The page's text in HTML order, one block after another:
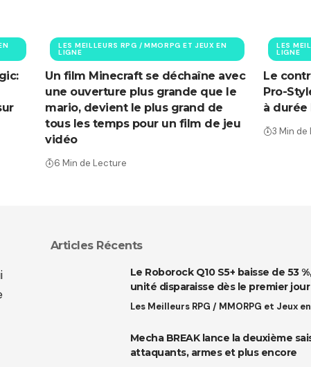
LES MEILLEURS RPG / MMORPG ET JEUX EN
LIGNE
Un film Minecraft se déchaîne avec
une ouverture plus grande que le
mario, devient le plus grand de
tous les temps pour un film de jeu
vidéo
6 Min de Lecture
LES
LIGNE
Le
Pro-
à durée
3 Min
Articles Récents
Le Roborock Q10 S5+ baisse de 53
unité disparaisse dès le premier
Les Meilleurs RPG / MMORPG et Jeux
Mecha BREAK lance la deuxième
attaquants, armes et plus encore